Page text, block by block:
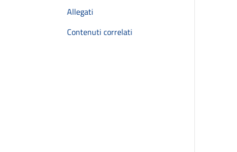
Allegati
Contenuti correlati